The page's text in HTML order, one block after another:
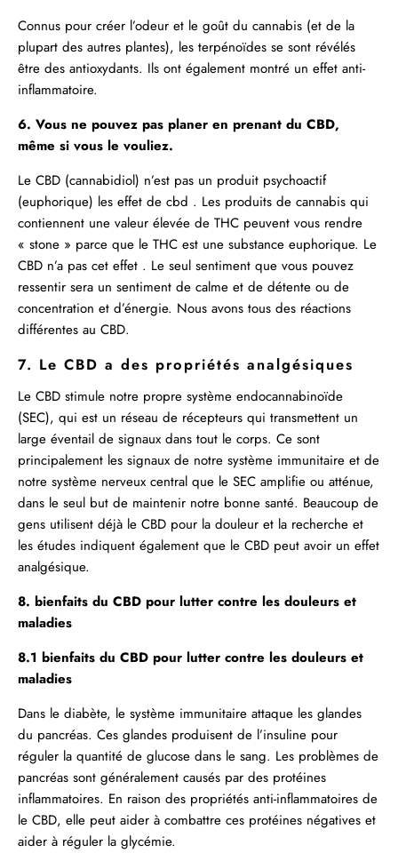
Connus pour créer l’odeur et le goût du cannabis (et de la
plupart des autres plantes), les terpénoïdes se sont révélés
être des antioxydants. Ils ont également montré un effet anti-
inflammatoire.
6. Vous ne pouvez pas planer en prenant du CBD,
même si vous le vouliez.
Le CBD (cannabidiol) n’est pas un produit psychoactif
(euphorique) les effet de cbd . Les produits de cannabis qui
contiennent une valeur élevée de THC peuvent vous rendre
« stone » parce que le THC est une substance euphorique. Le
CBD n’a pas cet effet . Le seul sentiment que vous pouvez
ressentir sera un sentiment de calme et de détente ou de
concentration et d’énergie. Nous avons tous des réactions
différentes au CBD.
7. Le CBD a des propriétés analgésiques
Le CBD stimule notre propre système endocannabinoïde
(SEC), qui est un réseau de récepteurs qui transmettent un
large éventail de signaux dans tout le corps. Ce sont
principalement les signaux de notre système immunitaire et de
notre système nerveux central que le SEC amplifie ou atténue,
dans le seul but de maintenir notre bonne santé. Beaucoup de
gens utilisent déjà le CBD pour la douleur et la recherche et
les études indiquent également que le CBD peut avoir un effet
analgésique.
8. bienfaits du CBD pour lutter contre les douleurs et
maladies
8.1 bienfaits du CBD pour lutter contre les douleurs et
maladies
Dans le diabète, le système immunitaire attaque les glandes
du pancréas. Ces glandes produisent de l’insuline pour
réguler la quantité de glucose dans le sang. Les problèmes de
pancréas sont généralement causés par des protéines
inflammatoires. En raison des propriétés anti-inflammatoires de
le CBD, elle peut aider à combattre ces protéines négatives et
aider à réguler la glycémie.